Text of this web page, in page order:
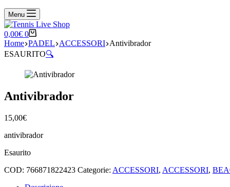
Menu
Carrello
0,00€ 0
Home PADEL ACCESSORI Antivibrador
ESAURITO🔍
Antivibrador
15,00€
antivibrador
Esaurito
COD: 766871822423 Categorie: ACCESSORI, ACCESSORI,